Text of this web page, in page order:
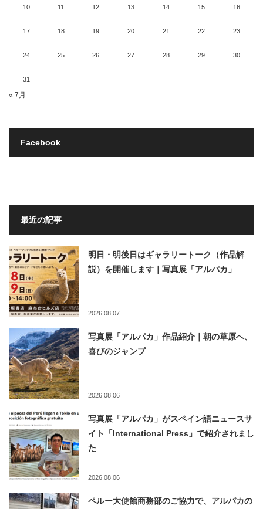
10 11 12 13 14 15 16
17 18 19 20 21 22 23
24 25 26 27 28 29 30
31
« 7月
Facebook
最近の記事
明日・明後日はギャラリートーク（作品解
説）を開催します｜写真展「アルパカ」
2026.08.07
写真展「アルパカ」作品紹介｜朝の草原へ、
喜びのジャンプ
2026.08.06
写真展「アルパカ」がスペイン語ニュースサ
イト「International Press」で紹介されまし
た
2026.08.06
ペルー大使館商務部のご協力で、アルパカの